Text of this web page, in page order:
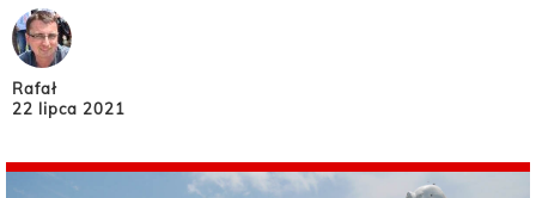
Rafał
22 lipca 2021